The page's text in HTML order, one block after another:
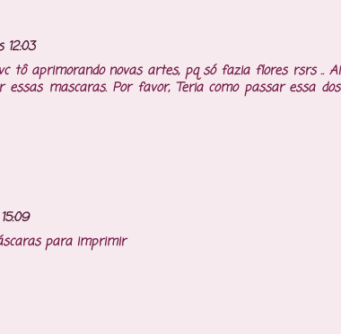
12:03
tô aprimorando novas artes, pq só fazia flores rsrs .. Ai
mascaras. Por favor, Teria como passar essa dos
para imprimir